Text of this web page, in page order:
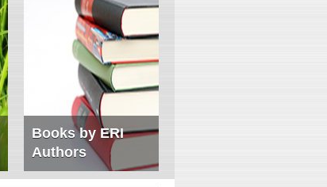
Books by ERI
Authors
Sorry, this entry is only